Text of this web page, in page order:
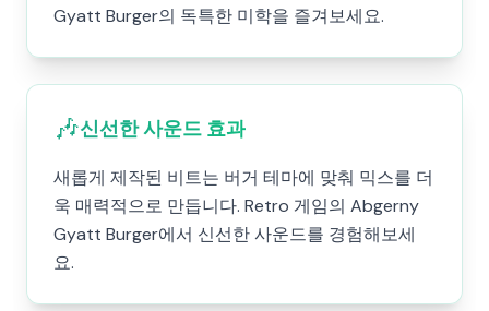
Gyatt Burger의 독특한 미학을 즐겨보세요.
🎶신선한 사운드 효과
새롭게 제작된 비트는 버거 테마에 맞춰 믹스를 더
욱 매력적으로 만듭니다. Retro 게임의 Abgerny
Gyatt Burger에서 신선한 사운드를 경험해보세
요.